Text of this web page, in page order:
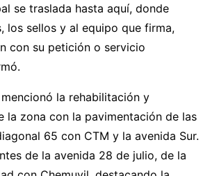
se traslada hasta aquí, donde
los sellos y al equipo que firma,
con su petición o servicio
la rehabilitación y
la zona con la pavimentación de las
65 con CTM y la avenida Sur.
de la avenida 28 de julio, de la